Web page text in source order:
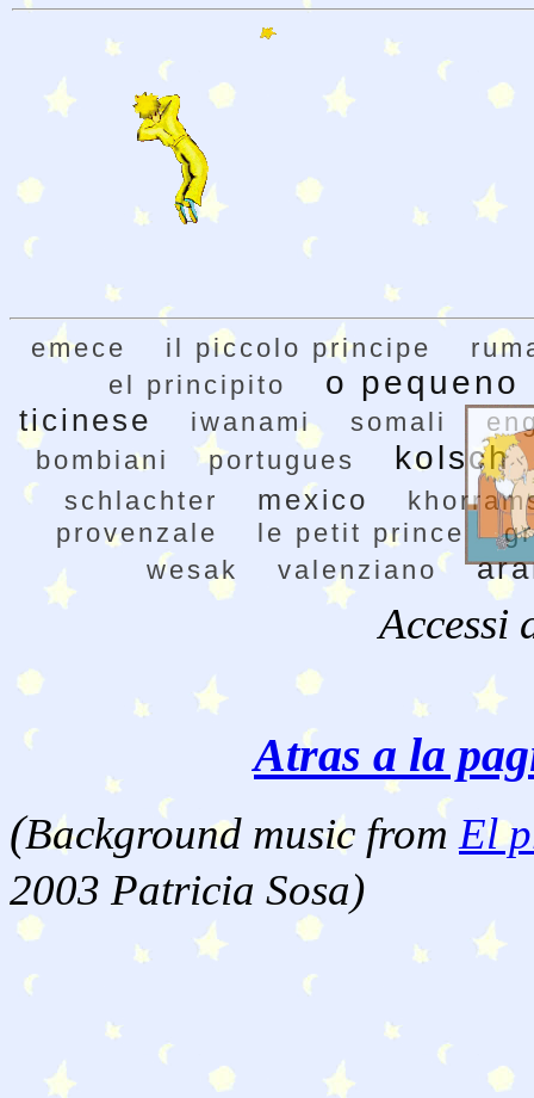
emece il piccolo principe
el principito
o pequeno
ticinese iwanami somali
bombiani
portugues kolsch
schlachter mexico
provenzale
le petit prince
wesak
valenziano
Accessi
Atras a la
(Background music from El
2003 Patricia Sosa)